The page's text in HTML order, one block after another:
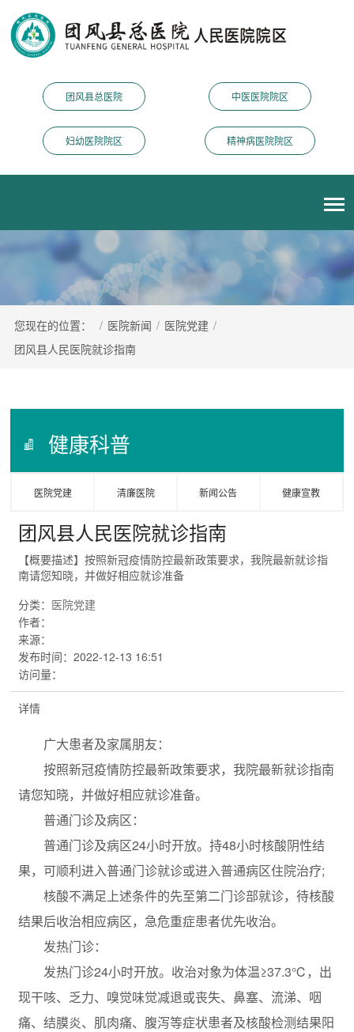
团风县总医院 中医医院院区
妇幼医院院区 精神病医院院区
您现在的位置： / 医院新闻 / 医院党建 /
团风县人民医院就诊指南
健康科普
医院党建 清廉医院 新闻公告 健康宣教
团风县人民医院就诊指南
【概要描述】按照新冠疫情防控最新政策要求，我院最新就诊指
南请您知晓，并做好相应就诊准备
分类： 医院党建
作者：
来源：
发布时间：2022-12-13 16:51
访问量：
详情
广大患者及家属朋友：
按照新冠疫情防控最新政策要求，我院最新就诊指南
请您知晓，并做好相应就诊准备。
普通门诊及病区：
普通门诊及病区24小时开放。持48小时核酸阴性结
果，可顺利进入普通门诊就诊或进入普通病区住院治疗;
核酸不满足上述条件的先至第二门诊部就诊，待核酸
结果后收治相应病区，急危重症患者优先收治。
发热门诊：
发热门诊24小时开放。收治对象为体温≥37.3℃，出
现干咳、乏力、嗅觉味觉减退或丧失、鼻塞、流涕、咽
痛、结膜炎、肌肉痛、腹泻等症状患者及核酸检测结果阳